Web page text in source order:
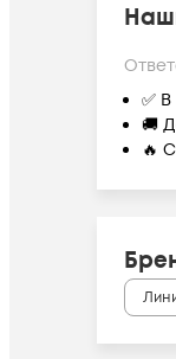
✅
🚚
🔥